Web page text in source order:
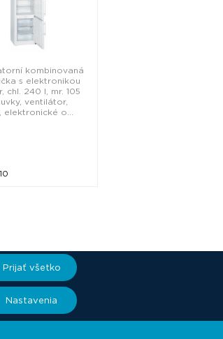
kombinovaná
s elektronikou
chl. 240 l, mr. 105
ventilátor,
elektronické o...
Prijať všetko
Nastavenia